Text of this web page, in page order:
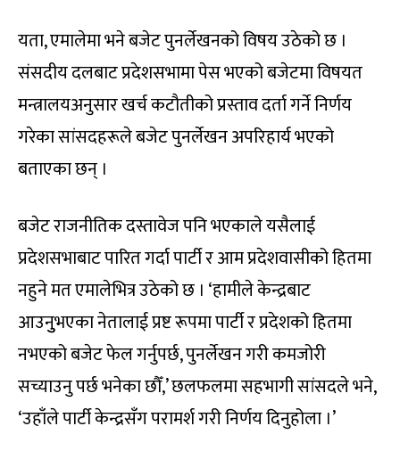
यता, एमालेमा भने बजेट पुनर्लेखनको विषय उठेको छ ।
संसदीय दलबाट प्रदेशसभामा पेस भएको बजेटमा विषयत
मन्त्रालयअनुसार खर्च कटौतीको प्रस्ताव दर्ता गर्ने निर्णय
गरेका सांसदहरूले बजेट पुनर्लेखन अपरिहार्य भएको
बताएका छन् ।
बजेट राजनीतिक दस्तावेज पनि भएकाले यसैलाई
प्रदेशसभाबाट पारित गर्दा पार्टी र आम प्रदेशवासीको हितमा
नहुने मत एमालेभित्र उठेको छ । ‘हामीले केन्द्रबाट
आउनुुभएका नेतालाई प्रष्ट रूपमा पार्टी र प्रदेशको हितमा
नभएको बजेट फेल गर्नुपर्छ, पुनर्लेखन गरी कमजोरी
सच्याउनु पर्छ भनेका छौँ,’ छलफलमा सहभागी सांसदले भने,
‘उहाँले पार्टी केन्द्रसँग परामर्श गरी निर्णय दिनुहोला ।’